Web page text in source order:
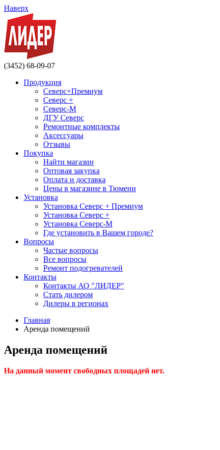
Наверх
(3452) 68-09-07
Продукция
Северс+Премиум
Северс +
Северс-М
ДГУ Северс
Ремонтные комплекты
Аксессуары
Отзывы
Покупка
Найти магазин
Оптовая закупка
Оплата и доставка
Цены в магазине в Тюмени
Установка
Установка Северс + Премиум
Установка Северс +
Установка Северс-М
Где установить в Вашем городе?
Вопросы
Частые вопросы
Все вопросы
Ремонт подогревателей
Контакты
Контакты АО "ЛИДЕР"
Стать дилером
Дилеры в регионах
Главная
Аренда помещений
Аренда помещений
На данный момент свободных площадей нет.